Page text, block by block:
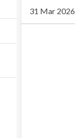
31 Mar 2026